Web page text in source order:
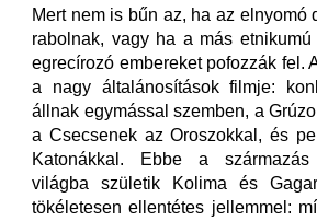
Mert nem is bűn az, ha az elnyomó
rabolnak, vagy ha a más
egrecírozó embereket pofozzák fel.
a nagy általánosítások filmje:
állnak egymással szemben, a
a Csecsenek az Oroszokkal, és
Katonákkal. Ebbe a
világba születik Kolima és
tökéletesen ellentétes jellemmel: